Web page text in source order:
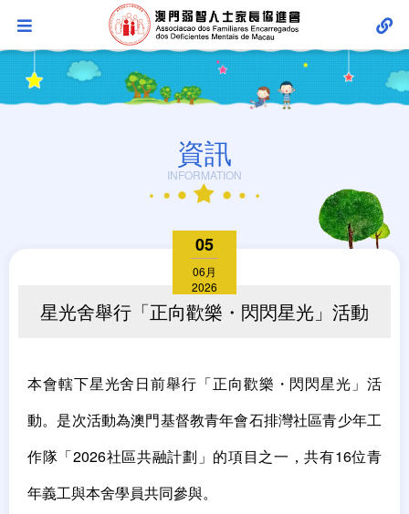
資訊
INFORMATION
05
06月
2026
星光舍舉行「正向歡樂・閃閃星光」活動
本會轄下星光舍日前舉行「正向歡樂・閃閃星光」活
動。是次活動為澳門基督教青年會石排灣社區青少年工
作隊「2026社區共融計劃」的項目之一，共有16位青
年義工與本舍學員共同參與。